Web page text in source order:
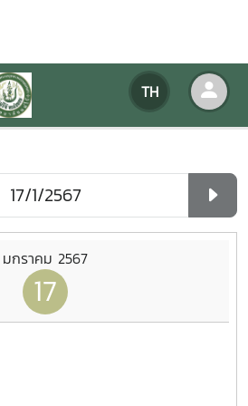
TH
ของหน่วยงาน
น่วยงาน
มกราคม 2567
17